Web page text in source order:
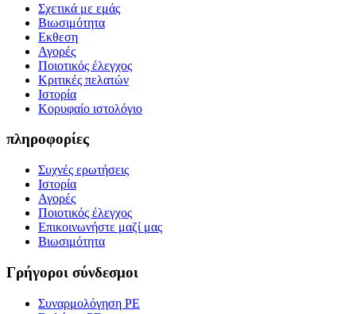
Σχετικά με εμάς
Βιωσιμότητα
Εκθεση
Αγορές
Ποιοτικός έλεγχος
Κριτικές πελατών
Ιστορία
Κορυφαίο ιστολόγιο
πληροφορίες
Συχνές ερωτήσεις
Ιστορία
Αγορές
Ποιοτικός έλεγχος
Επικοινωνήστε μαζί μας
Βιωσιμότητα
Γρήγοροι σύνδεσμοι
Συναρμολόγηση PE